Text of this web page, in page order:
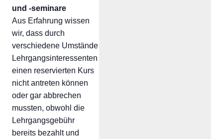
und -seminare
Aus Erfahrung wissen
wir, dass durch
verschiedene Umstände
Lehrgangsinteressenten
einen reservierten Kurs
nicht antreten können
oder gar abbrechen
mussten, obwohl die
Lehrgangsgebühr
bereits bezahlt und